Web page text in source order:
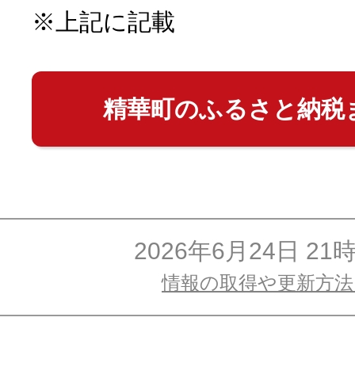
※上記に記載
精華町のふるさと納税
2026年6月24日 21
情報の取得や更新方